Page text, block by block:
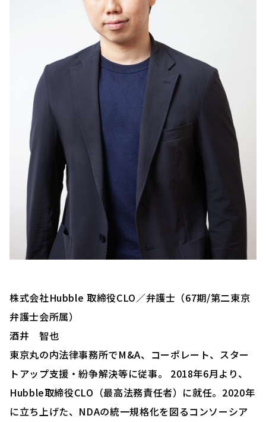
株式会社Hubble 取締役CLO／弁護士（67期/第二東京
弁護士会所属）
酒井 智也
東京丸の内法律事務所でM&A、コーポレート、スター
トアップ支援・紛争解決等に従事。 2018年6⽉より、
Hubble取締役CLO（最高法務責任者）に就任。2020年
に立ち上げた、NDAの統一規格化を図るコンソーシア